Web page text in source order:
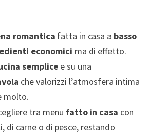
romantica fatta in casa a basso
economici ma di effetto.
semplicee su una
che valorizzi l’atmosfera intima
molto.
tra menu fatto in casa con
di carne o di pesce, restando